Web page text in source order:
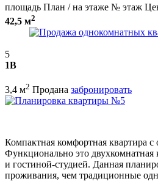
площадь План / на этаже № этаж
42,5 м2
5
1В
3,4 м2 Продана забронировать
Компактная комфортная квартира с
Функционально это
и гостиной-студией. Данная
проживания, чем традиционные